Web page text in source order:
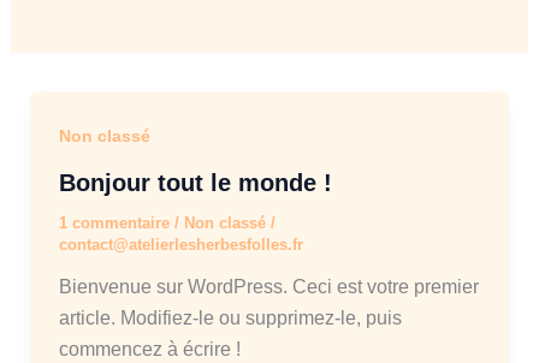
Non classé
Bonjour tout le monde !
1 commentaire / Non classé/
contact@atelierlesherbesfolles.fr
Bienvenue sur WordPress. Ceci est votre premier
article. Modifiez-le ou supprimez-le, puis
commencez à écrire !